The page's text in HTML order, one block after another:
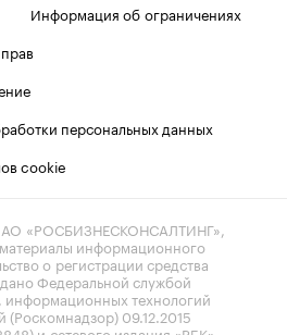
Информация об ограничениях
персональных данных
cookie
«РОСБИЗНЕСКОНСАЛТИНГ»,
информационного
о регистрации средства
Федеральной службой
информационных технологий
09.12.2015